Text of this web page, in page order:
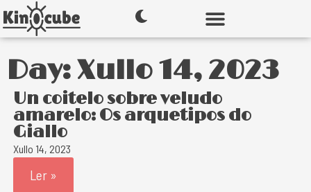
Day: Xullo 14, 2023
Un coitelo sobre veludo
amarelo: Os arquetipos do
Giallo
Xullo 14, 2023
Ler »